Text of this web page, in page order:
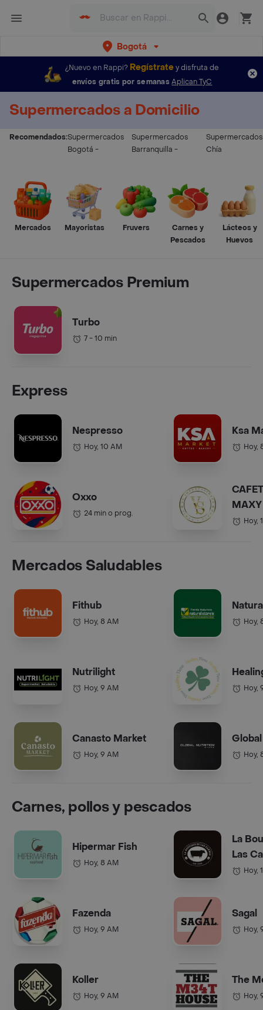
Bogotá
¿Nuevo en Rappi? Regístratey disfruta de
envíos gratis por semanas Aplican TyC
Supermercados a Domicilio
Recomendados:Supermercados
Bogotá -
Supermercados
Barranquilla -
Supermercados
Chía
Mercados Mayoristas Fruvers
Carnes y
Pescados
Lácteos y
Huevos
Supermercados Premium
Turbo
7 - 10 min
Express
Nespresso
Hoy, 10 AM
Oxxo
24 min o prog.
Ksa
Hoy,
COL.).
Hoy,
Mercados Saludables
Fithub
Hoy, 8 AM
Nutrilight
Hoy, 9 AM
Canasto Market
Hoy, 9 AM
Hoy,
Hoy,
Hoy,
Carnes, pollos y pescados
Hipermar Fish
Hoy, 8 AM
Fazenda
Hoy, 9 AM
Koller
Hoy, 9 AM
La
Las
Hoy,
Sagal
Hoy,
The
Hoy,